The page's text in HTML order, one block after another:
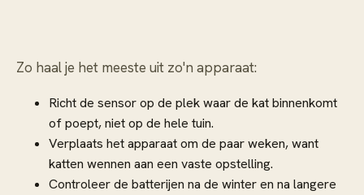
Zo haal je het meeste uit zo'n apparaat:
Richt de sensor op de plek waar de kat binnenkomt
of poept, niet op de hele tuin.
Verplaats het apparaat om de paar weken, want
katten wennen aan een vaste opstelling.
Controleer de batterijen na de winter en na langere